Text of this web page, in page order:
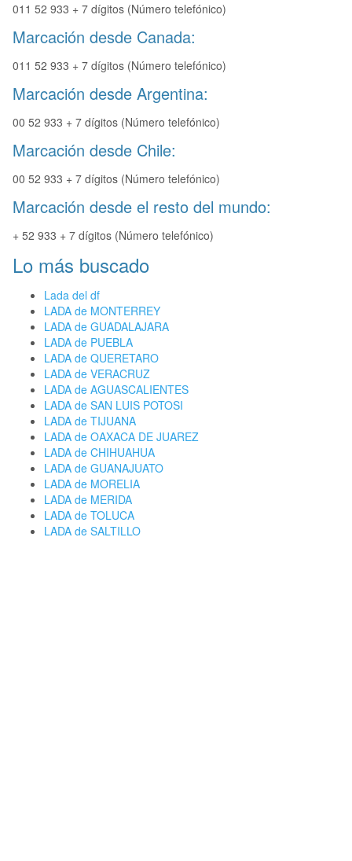
011 52 933 + 7 dígitos (Número telefónico)
Marcación desde Canada:
011 52 933 + 7 dígitos (Número telefónico)
Marcación desde Argentina:
00 52 933 + 7 dígitos (Número telefónico)
Marcación desde Chile:
00 52 933 + 7 dígitos (Número telefónico)
Marcación desde el resto del mundo:
+ 52 933 + 7 dígitos (Número telefónico)
Lo más buscado
Lada del df
LADA de MONTERREY
LADA de GUADALAJARA
LADA de PUEBLA
LADA de QUERETARO
LADA de VERACRUZ
LADA de AGUASCALIENTES
LADA de SAN LUIS POTOSI
LADA de TIJUANA
LADA de OAXACA DE JUAREZ
LADA de CHIHUAHUA
LADA de GUANAJUATO
LADA de MORELIA
LADA de MERIDA
LADA de TOLUCA
LADA de SALTILLO